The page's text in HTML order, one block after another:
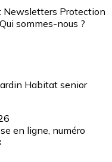
Newsletters Protection
Qui sommes-nous ?
Habitat senior
en ligne, numéro